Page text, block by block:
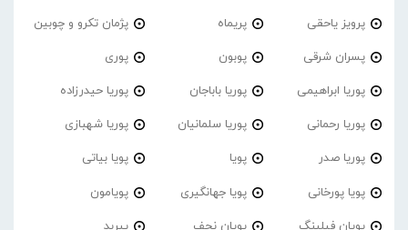
پرویز یاحقی پریماه پژمان تکرو و چوبین
پسران شرقی پوبون پوری
پوریا ابراهیمی پوریا باباجان پوریا حیدرزاده
پوریا رحمانی پوریا سلمانیان پوریا شهبازی
پوریا صدر پویا پویا بیاتی
پویا پورخانی پویا جهانگیری پویامون
پویان فیلینگ پویان نجف پیربد